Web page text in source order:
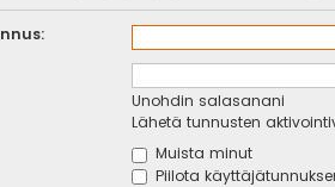
Unohdin salasanani
Lähetä tunnusten
Muista minut
Piilota